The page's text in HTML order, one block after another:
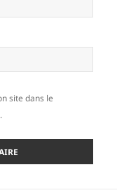
site dans le